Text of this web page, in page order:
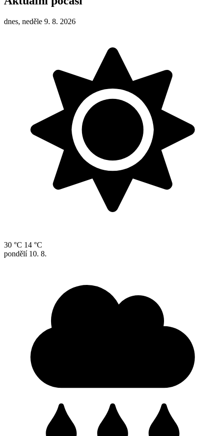
dnes, neděle 9. 8. 2026
30 °C 14 °C
pondělí 10. 8.